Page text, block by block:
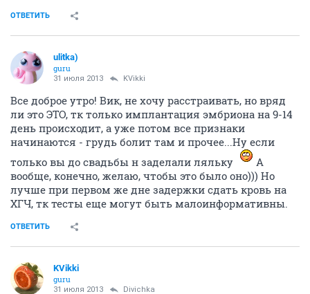
ОТВЕТИТЬ
ulitka)
guru
31 июля 2013 KVikki
Все доброе утро! Вик, не хочу расстраивать, но вряд
ли это ЭТО, тк только имплантация эмбриона на 9-14
день происходит, а уже потом все признаки
начинаются - грудь болит там и прочее...Ну если
только вы до свадьбы н заделали ляльку
А
вообще, конечно, желаю, чтобы это было оно))) Но
лучше при первом же дне задержки сдать кровь на
ХГЧ, тк тесты еще могут быть малоинформативны.
ОТВЕТИТЬ
KVikki
guru
31 июля 2013 Divichka